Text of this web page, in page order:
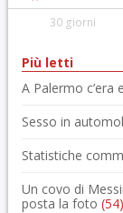
30 giorni
Più letti
A Palermo c’era
Sesso in
Statistiche
Un covo di
posta la foto (54)